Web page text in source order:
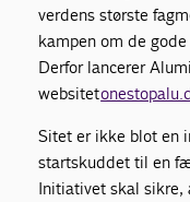
verdens største
kampen om de
Derfor lancerer
websitet
Sitet er ikke blot en
startskuddet til en
Initiativet skal sikre,